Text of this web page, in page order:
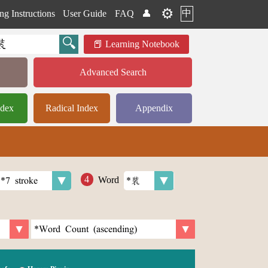
Instructions User Guide FAQ 👤 ⚙️ 中
Learning Notebook
Advanced Search
Radical Index Appendix
Word